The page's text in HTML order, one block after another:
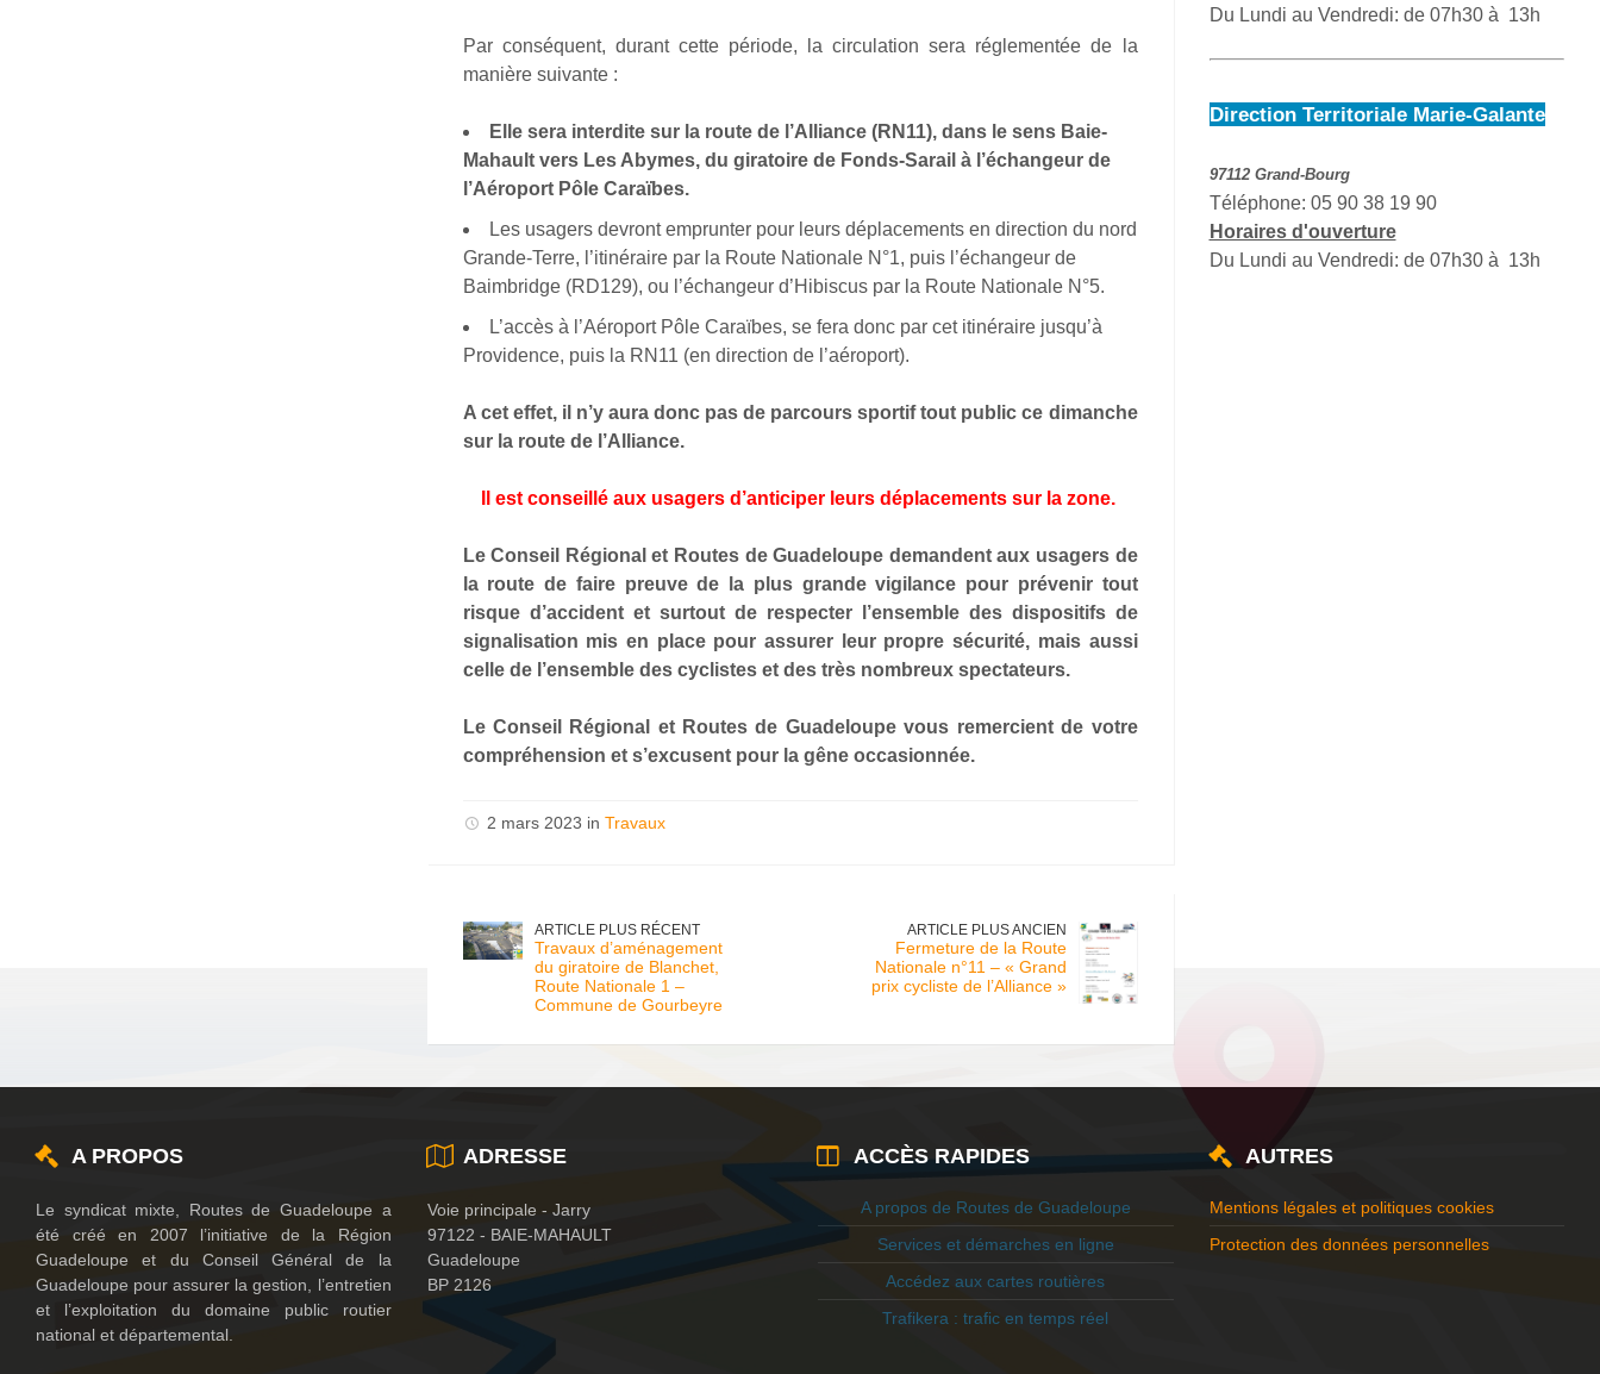
Par conséquent, durant cette période, la circulation sera réglementée de la
manière suivante :
Elle sera interdite sur la route de l’Alliance (RN11), dans le sens Baie-
Mahault vers Les Abymes, du giratoire de Fonds-Sarail à l’échangeur de
l’Aéroport Pôle Caraïbes.
Les usagers devront emprunter pour leurs déplacements en direction du nord
Grande-Terre, l’itinéraire par la Route Nationale N°1, puis l’échangeur de
Baimbridge (RD129), ou l’échangeur d’Hibiscus par la Route Nationale N°5.
L’accès à l’Aéroport Pôle Caraïbes, se fera donc par cet itinéraire jusqu’à
Providence, puis la RN11 (en direction de l’aéroport).
A cet effet, il n’y aura donc pas de parcours sportif tout public ce dimanche
sur la route de l’Alliance.
Il est conseillé aux usagers d’anticiper leurs déplacements sur la zone.
Le Conseil Régional et Routes de Guadeloupe demandent aux usagers de
la route de faire preuve de la plus grande vigilance pour prévenir tout
risque d’accident et surtout de respecter l’ensemble des dispositifs de
signalisation mis en place pour assurer leur propre sécurité, mais aussi
celle de l’ensemble des cyclistes et des très nombreux spectateurs.
Le Conseil Régional et Routes de Guadeloupe vous remercient de votre
compréhension et s’excusent pour la gêne occasionnée.
2 mars 2023 in Travaux
ARTICLE PLUS RÉCENT
Travaux d’aménagement
du giratoire de Blanchet,
Route Nationale 1 –
Commune de Gourbeyre
ARTICLE PLUS ANCIEN
Fermeture de la Route
Nationale n°11 – « Grand
prix cycliste de l’Alliance »
Du Lundi au Vendredi: de 07h30 à 13h
Direction Territoriale Marie-Galante
97112 Grand-Bourg
Téléphone: 05 90 38 19 90
Horaires d'ouverture
Du Lundi au Vendredi: de 07h30 à 13h
A PROPOS
Le syndicat mixte, Routes de Guadeloupe a
été créé en 2007 l’initiative de la Région
Guadeloupe et du Conseil Général de la
Guadeloupe pour assurer la gestion, l’entretien
et l’exploitation du domaine public routier
national et départemental.
ADRESSE
Voie principale - Jarry
97122 - BAIE-MAHAULT
Guadeloupe
BP 2126
ACCÈS RAPIDES
A propos de Routes de Guadeloupe
Services et démarches en ligne
Accédez aux cartes routières
Trafikera : trafic en temps réel
AUTRES
Mentions légales et politiques cookies
Protection des données personnelles